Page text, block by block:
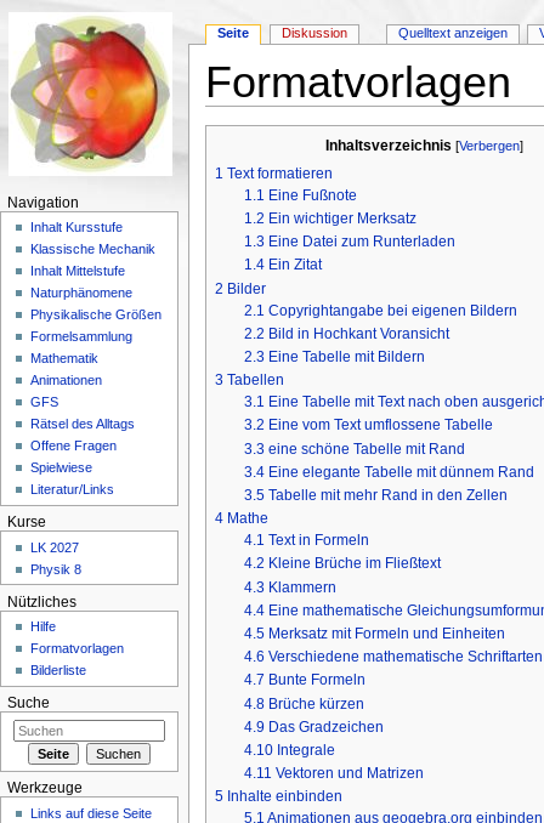
Formatvorlagen
Inhaltsverzeichnis [Verbergen]
1 Text formatieren
1.1 Eine Fußnote
1.2 Ein wichtiger Merksatz
1.3 Eine Datei zum Runterladen
1.4 Ein Zitat
2 Bilder
2.1 Copyrightangabe bei eigenen Bildern
2.2 Bild in Hochkant Voransicht
2.3 Eine Tabelle mit Bildern
3 Tabellen
3.1 Eine Tabelle mit Text nach oben
3.2 Eine vom Text umflossene Tabelle
3.3 eine schöne Tabelle mit Rand
3.4 Eine elegante Tabelle mit dünnem Rand
3.5 Tabelle mit mehr Rand in den Zellen
4 Mathe
4.1 Text in Formeln
4.2 Kleine Brüche im Fließtext
4.3 Klammern
4.4 Eine mathematische
4.5 Merksatz mit Formeln und Einheiten
4.6 Verschiedene mathematische Schriftarten
4.7 Bunte Formeln
4.8 Brüche kürzen
4.9 Das Gradzeichen
4.10 Integrale
4.11 Vektoren und Matrizen
5 Inhalte einbinden
5.1 Animationen aus geogebra.org einbinden
Seite Diskussion Quelltext anzeigen
Navigation
Inhalt Kursstufe
Klassische Mechanik
Inhalt Mittelstufe
Naturphänomene
Physikalische Größen
Formelsammlung
Mathematik
Animationen
GFS
Rätsel des Alltags
Offene Fragen
Spielwiese
Literatur/Links
Kurse
LK 2027
Physik 8
Nützliches
Hilfe
Formatvorlagen
Bilderliste
Suche
Werkzeuge
Links auf diese Seite